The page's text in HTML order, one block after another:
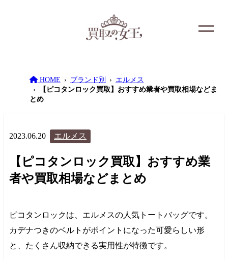
HOME ブランド別
エルメス
【ピコタンロック買取】おすすめ業者や買取相場などま
とめ
2023.06.20 エルメス
【ピコタンロック買取】おすすめ業
者や買取相場などまとめ
ピコタンロックは、エルメスの人気トートバッグです。
カデナつきのベルトがポイントになった可愛らしい形
と、たくさん収納できる実用性が特徴です。